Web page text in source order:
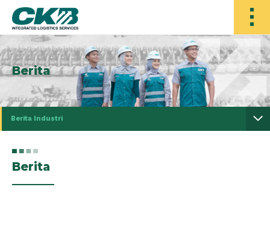
Berita
Berita Industri
Berita